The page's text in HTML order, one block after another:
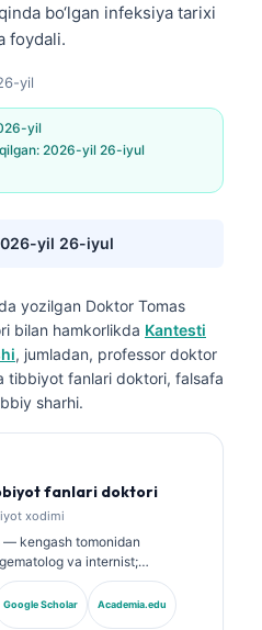
bo‘lgan infeksiya tarixi
foydali.
yil
yil
2026-yil 26-iyul
yil 26-iyul
yozilgan Doktor Tomas
bilan hamkorlikda Kantesti
, jumladan, professor doktor
tibbiyot fanlari doktori, falsafa
sharhi.
fanlari doktori
xodimi
— kengash tomonidan
va internist;
hamda AI yordamidagi klinik
tajribaga ega. Kantesti AI
tibbiyot xodimi sifatida u
Google Scholar Academia.edu